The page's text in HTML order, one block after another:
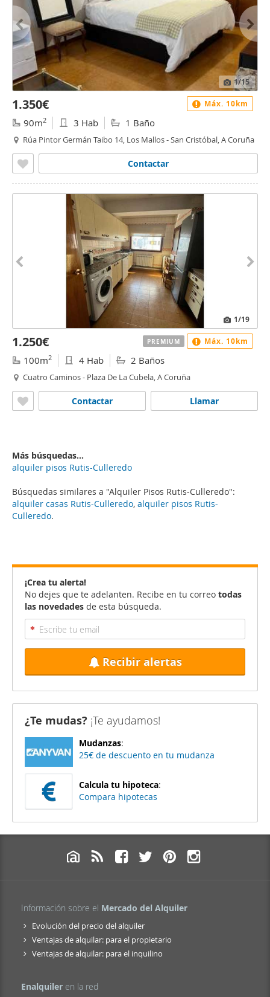
Búsquedas similares a "Alquiler Pisos Rutis-Culleredo":
alquiler casas Rutis-Culleredo, alquiler pisos Rutis-
Culleredo.
1/15
1.350€
90m2 3 Hab 1 Baño
Rúa Pintor Germán Taibo 14, Los Mallos - San Cristóbal, A Coruña
Contactar
Máx. 10km
1/19
1.250€
100m2 4 Hab 2 Baños
Cuatro Caminos - Plaza De La Cubela, A Coruña
Llamar
Contactar
PREMIUM Máx. 10km
Más búsquedas...
alquiler pisos Rutis-Culleredo
¡Crea tu alerta!
No dejes que te adelanten. Recibe en tu correo todas
las novedades de esta búsqueda.
Recibir alertas
¿Te mudas? ¡Te ayudamos!
Mudanzas:
25€ de descuento en tu mudanza
Calcula tu hipoteca:
Compara hipotecas
Información sobre el Mercado del Alquiler
Evolución del precio del alquiler
Ventajas de alquilar: para el propietario
Ventajas de alquilar: para el inquilino
Enalquiler en la red